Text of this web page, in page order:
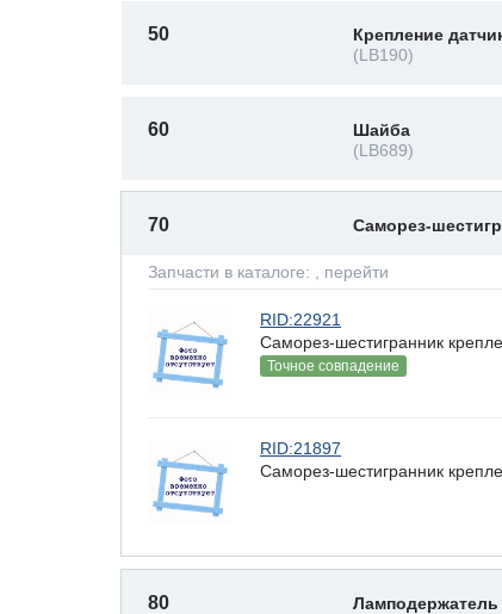
50
Крепление
(LB190)
60
Шайба
(LB689)
70 Саморез-
Запчасти в каталоге: , перейти
RID:22921
Саморез-шестигранник
Точное совпадение
RID:21897
Саморез-шестигранник
80 Ламподержатель